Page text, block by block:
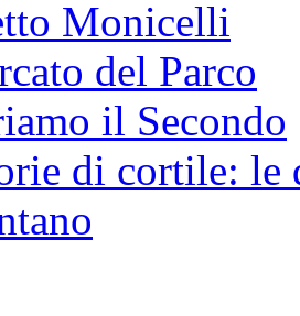
Monicelli
del Parco
il Secondo
di cortile: le